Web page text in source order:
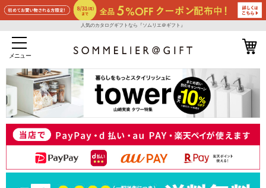
人気のカタログギフトなら『ソムリエ＠ギフト』
メニュー